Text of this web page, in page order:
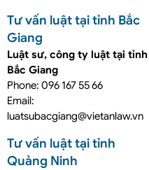
Tư vấn luật tại tỉnh Bắc
Giang
Luật sư, công ty luật tại tỉnh
Bắc Giang
Phone: 096 167 55 66
Email:
luatsubacgiang@vietanlaw.vn
Tư vấn luật tại tỉnh
Quảng Ninh